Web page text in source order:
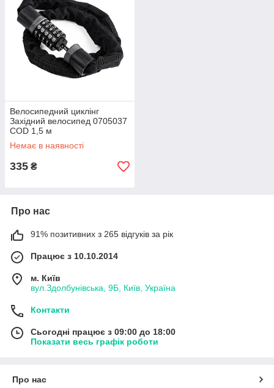
Велосипедний циклінг
Західний велосипед 0705037
COD 1,5 м
Немає в наявності
335 ₴
Про нас
91% позитивних з 265 відгуків за рік
Працює з 10.10.2014
м. Київ
вул.Здолбунівська, 9Б, Київ, Україна
Контакти
Сьогодні працює з 09:00 до 18:00
Показати весь графік роботи
Про нас